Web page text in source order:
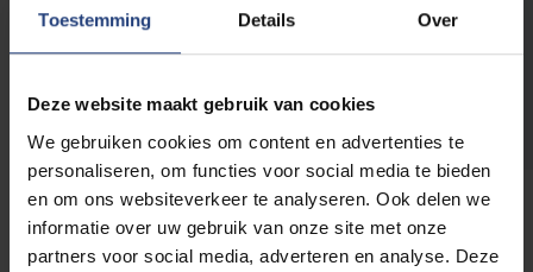
Toestemming Details Over
Deze website maakt gebruik van cookies
We gebruiken cookies om content en advertenties te
personaliseren, om functies voor social media te bieden
en om ons websiteverkeer te analyseren. Ook delen we
informatie over uw gebruik van onze site met onze
partners voor social media, adverteren en analyse. Deze